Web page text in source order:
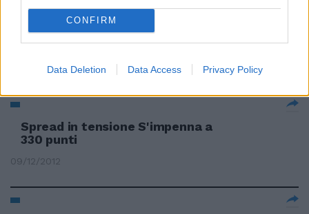
CONFIRM
Data Deletion Data Access Privacy Policy
La crisi politica allarma i
mercati Ecco perché l'Italia
rischia grosso
09/12/2012
Spread in tensione S'impenna a
330 punti
09/12/2012